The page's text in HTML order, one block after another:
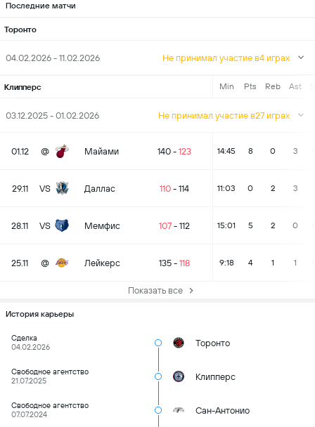
Последние матчи
Торонто
04.02.2026 - 11.02.2026 Не принимал участие в4 играх
Клипперс Min Pts Reb Ast
03.12.2025 - 01.02.2026 Не принимал участие в27 играх
01.12 @ Майами 140 - 123 14:45 8 0 3
29.11 VS Даллас 110 - 114 11:03 0 2 3
28.11 VS Мемфис 107 - 112 15:01 5 2 0
25.11 @ Лейкерс 135 - 118 9:18 4 1 1
Показать все
История карьеры
Сделка
04.02.2026
Торонто
Свободное агентство
21.07.2025
Клипперс
Свободное агентство
07.07.2024
Сан-Антонио